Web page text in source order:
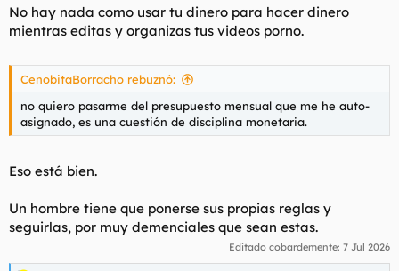
No hay nada como usar tu dinero para hacer dinero
mientras editas y organizas tus videos porno.
CenobitaBorracho rebuznó:
no quiero pasarme del presupuesto mensual que me he auto-
asignado, es una cuestión de disciplina monetaria.
Eso está bien.
Un hombre tiene que ponerse sus propias reglas y
seguirlas, por muy demenciales que sean estas.
Editado cobardemente: 7 Jul 2026